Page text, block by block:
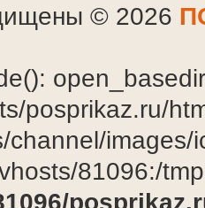
© 2026
posprikaz.ru/
channel/
81096:/